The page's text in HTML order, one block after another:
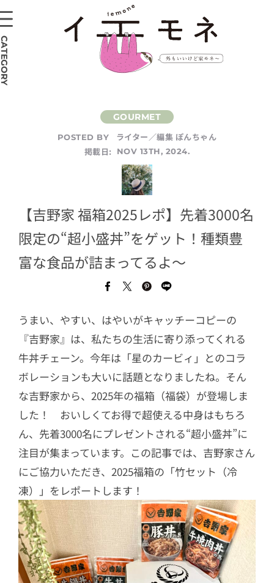
POSTED BY
ライター／編集 ぽんちゃん
掲載日:
NOV 13TH, 2024.
【吉野家 福箱2025レポ】先着3000名
限定の“超小盛丼”をゲット！種類豊
富な食品が詰まってるよ～
うまい、やすい、はやいがキャッチーコピーの
『吉野家』は、私たちの生活に寄り添ってくれる
牛丼チェーン。今年は「星のカービィ」とのコラ
ボレーションも大いに話題となりましたね。そん
な吉野家から、2025年の福箱（福袋）が登場しま
した！ おいしくてお得で超使える中身はもちろ
ん、先着3000名にプレゼントされる“超小盛丼”に
注目が集まっています。この記事では、吉野家さん
にご協力いただき、2025福箱の「竹セット（冷
凍）」をレポートします！